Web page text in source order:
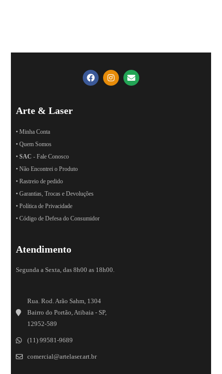
Arte & Laser
• Minha Conta
• Quem Somos
•SAC - Fale Conosco
• Não Encontrei o Produto
• Rastreio de pedido
• Garantias, Trocas e Devoluções
• Política de Privacidade
• Código de Defesa do Consumidor
Atendimento
Segunda a Sexta, das 8h00 as 18h00.
Rua. Rod. Arão Sahm, 1304
Bairro do Portão, Atibaia - SP,
12952-589
(11) 99581-9689
comercial@artelaser.art.br